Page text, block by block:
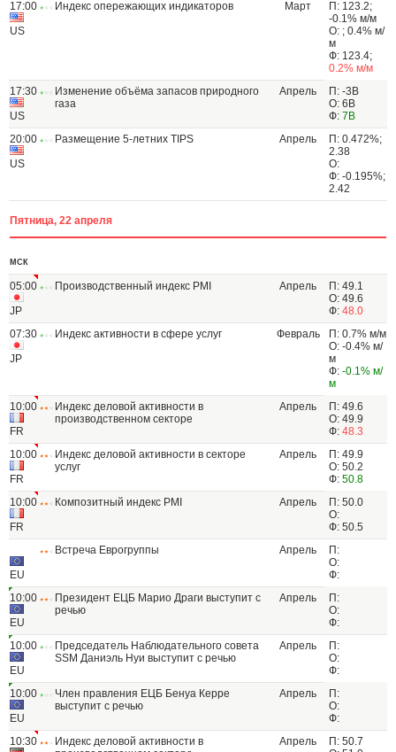
17:00
US
Индекс опережающих индикаторов Март
П: 123.2;
-0.1% м/м
О: ; 0.4% м/
м
Ф: 123.4;
0.2% м/м
17:30
US
Изменение объёма запасов природного
газа
Апрель
П: -3B
О: 6B
Ф: 7B
20:00
US
Размещение 5-летних TIPS Апрель
П: 0.472%;
2.38
О:
Ф: -0.195%;
2.42
Пятница, 22 апреля
МСК
05:00
JP
Производственный индекс PMI Апрель
П: 49.1
О: 49.6
Ф: 48.0
07:30
JP
Индекс активности в сфере услуг Февраль
П: 0.7% м/м
О: -0.4% м/
м
Ф: -0.1% м/
м
10:00
FR
Индекс деловой активности в
производственном секторе
Апрель
П: 49.6
О: 49.9
Ф: 48.3
10:00
FR
Индекс деловой активности в секторе
услуг
Апрель
П: 49.9
О: 50.2
Ф: 50.8
10:00
FR
Композитный индекс PMI Апрель
П: 50.0
О:
Ф: 50.5
EU
Встреча Еврогруппы Апрель
П:
О:
Ф:
10:00
EU
Президент ЕЦБ Марио Драги выступит с
речью
Апрель
П:
О:
Ф:
10:00
EU
Председатель Наблюдательного совета
SSM Даниэль Нуи выступит с речью
Апрель
П:
О:
Ф:
10:00
EU
Член правления ЕЦБ Бенуа Керре
выступит с речью
Апрель
П:
О:
Ф:
10:30
Индекс деловой активности в
Апрель
П: 50.7